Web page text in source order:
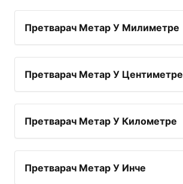
Претварач Метар У Милиметре
Претварач Метар У Центиметре
Претварач Метар У Километре
Претварач Метар У Инче